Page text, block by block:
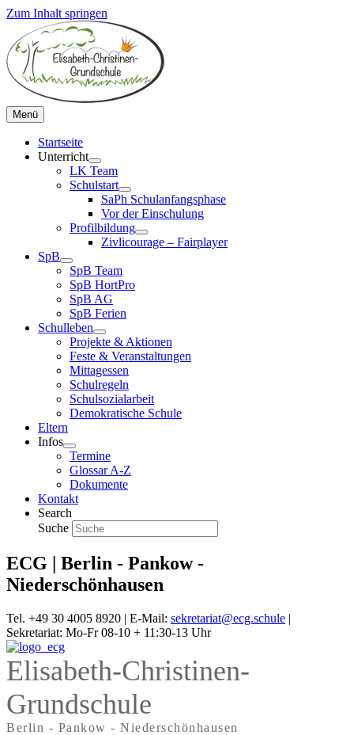
Zum Inhalt springen
Menü
Startseite
Unterricht
LK Team
Schulstart
SaPh Schulanfangsphase
Vor der Einschulung
Profilbildung
Zivlicourage – Fairplayer
SpB
SpB Team
SpB HortPro
SpB AG
SpB Ferien
Schulleben
Projekte & Aktionen
Feste & Veranstaltungen
Mittagessen
Schulregeln
Schulsozialarbeit
Demokratische Schule
Eltern
Infos
Termine
Glossar A-Z
Dokumente
Kontakt
Search
Suche
ECG | Berlin - Pankow -
Niederschönhausen
Tel. +49 30 4005 8920 | E-Mail: sekretariat@ecg.schule |
Sekretariat: Mo-Fr 08-10 + 11:30-13 Uhr
Elisabeth-Christinen-
Grundschule
Berlin - Pankow - Niederschönhausen